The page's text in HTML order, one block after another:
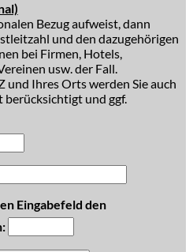
Bezug aufweist, dann
und den dazugehörigen
bei Firmen, Hotels,
usw. der Fall.
und Ihres Orts werden Sie auch
berücksichtigt und ggf.
Eingabefeld den